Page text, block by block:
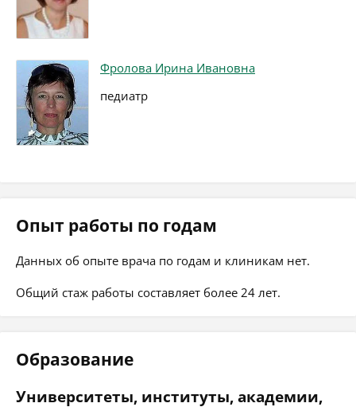
Фролова Ирина Ивановна
педиатр
Опыт работы по годам
Данных об опыте врача по годам и клиникам нет.
Общий стаж работы составляет более 24 лет.
Образование
Университеты, институты, академии,